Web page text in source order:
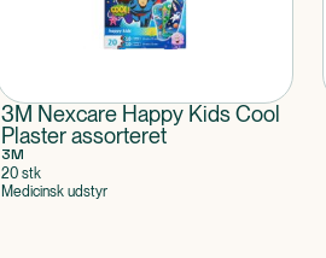
3M Nexcare Happy Kids Cool
Plaster assorteret
3M
20 stk
Medicinsk udstyr